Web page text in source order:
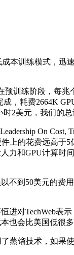
训练模式，迅
练阶段，每兆
，耗费2664K
2美元，我们的
On Cost,
上的花费远高
和GPU计算
50美元的费用
TechWeb表
也会比美国低很多
蒸馏技术，如果